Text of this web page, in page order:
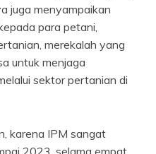
juga menyampaikan
para petani,
merekalah yang
untuk menjaga
sektor pertanian di
karena IPM sangat